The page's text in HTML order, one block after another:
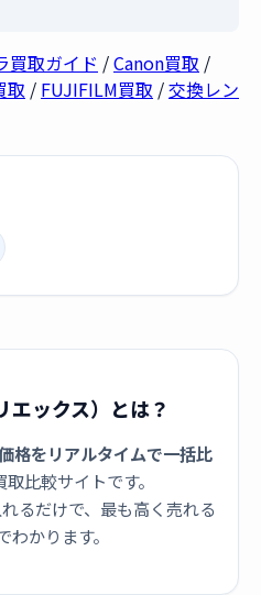
買取ガイド /Canon買取 /
取 / FUJIFILM買取 /交換レン
エックス）とは？
格をリアルタイムで一括比
比較サイトです。
るだけで、最も高く売れる
わかります。